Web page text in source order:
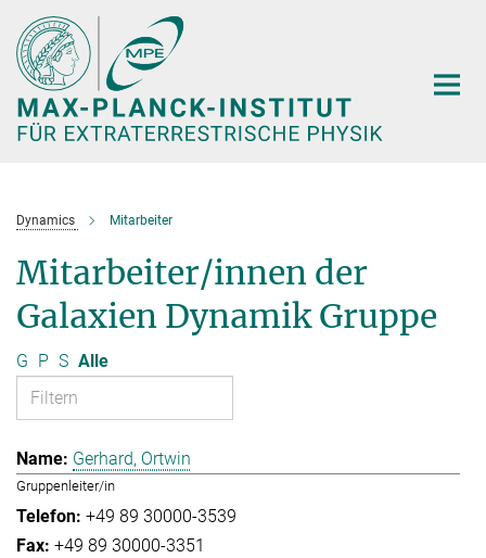
Hauptinhalt
Dynamics Mitarbeiter
Mitarbeiter/innen der
Galaxien Dynamik Gruppe
G P S Alle
Gerhard, Ortwin
Gruppenleiter/in
+49 89 30000-3539
+49 89 30000-3351